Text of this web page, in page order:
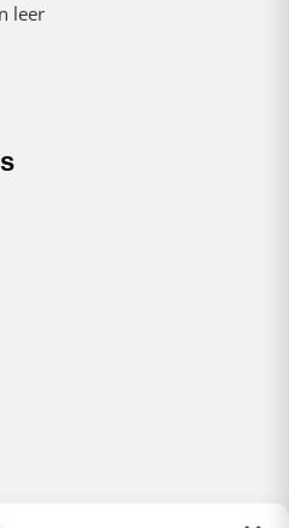
leer